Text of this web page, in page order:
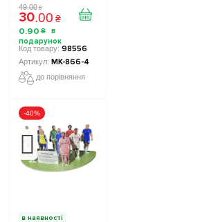
49.00 ₴
30.00 ₴
0.90 ₴
98556
МК-866-4
до порівняння
-40%
в наявності